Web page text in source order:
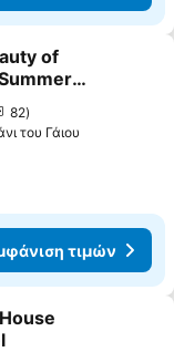
αγαπημένα
of
82
του Γάιου
τιμών
αγαπημένα